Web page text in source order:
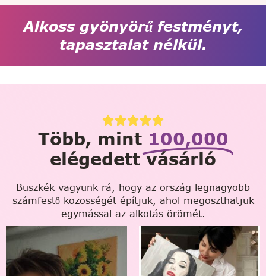
Alkoss gyönyörű festményt,
tapasztalat nélkül.
Több, mint 100,000
elégedett vásárló
Büszkék vagyunk rá, hogy az ország legnagyobb
számfestő közösségét építjük, ahol megoszthatjuk
egymással az alkotás örömét.